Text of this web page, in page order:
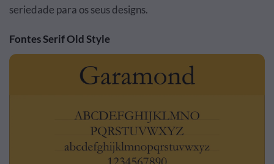
seriedade para os seus designs.
Fontes Serif Old Style